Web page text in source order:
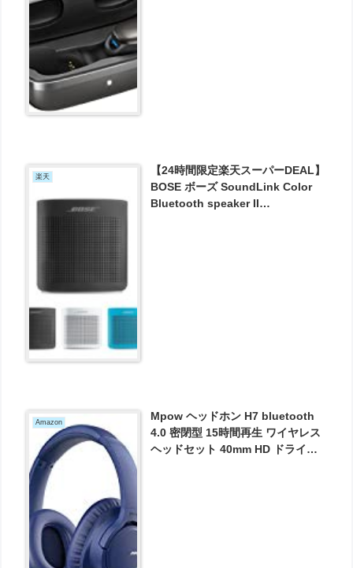
楽天
【24時間限定楽天スーパーDEAL】
BOSE ボーズ SoundLink Color
Bluetooth speaker II
Amazon
Mpow ヘッドホン H7 bluetooth
4.0 密閉型 15時間再生 ワイヤレス
ヘッドセット 40mm HD ドライバ